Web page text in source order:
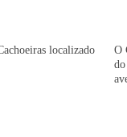
localizado
O